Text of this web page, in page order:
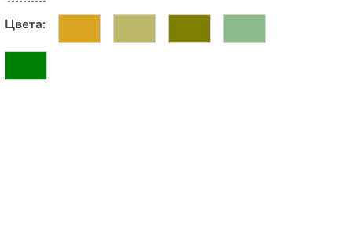
Цвета: